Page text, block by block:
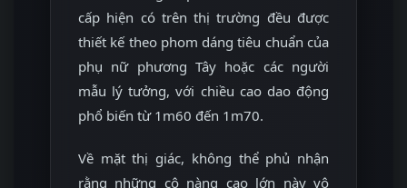
cấp hiện có trên thị trường đều được
thiết kế theo phom dáng tiêu chuẩn của
phụ nữ phương Tây hoặc các người
mẫu lý tưởng, với chiều cao dao động
phổ biến từ 1m60 đến 1m70.
Về mặt thị giác, không thể phủ nhận
rằng những cô nàng cao lớn này vô